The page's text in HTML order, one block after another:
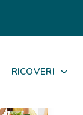
RICOVERI